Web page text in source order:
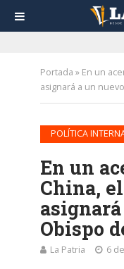
Portada » En un
asignará a un
POLÍTICA
En un
China,
Obispo
La Patria 6